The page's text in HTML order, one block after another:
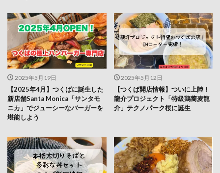
2025年5月19日
【2025年4月】つくばに誕生した
新店舗Santa Monica「サンタモ
ニカ」でジューシーなバーガーを
堪能しよう
2025年5月12日
【つくば開店情報】ついに上陸！
龍介プロジェクト「特級鶏蕎麦龍
介」テクノパーク桜に誕生